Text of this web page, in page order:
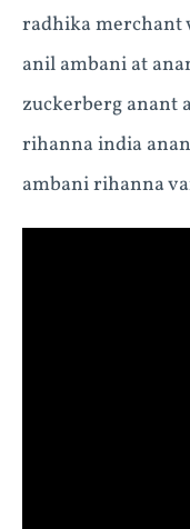
radhika merchant
anil ambani at
zuckerberg anant
rihanna india
ambani rihanna